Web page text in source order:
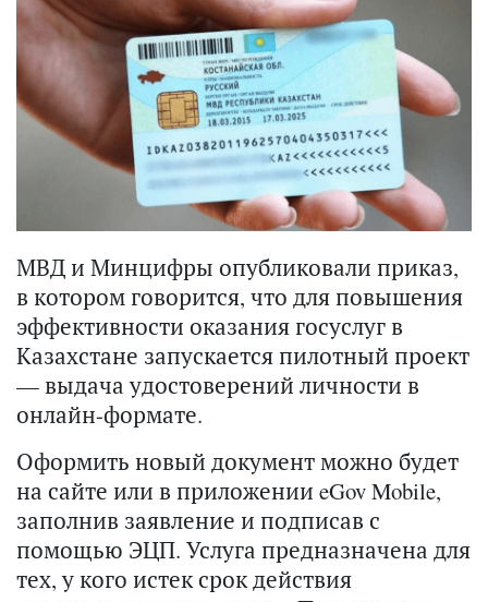
МВД и Минцифры опубликовали приказ,
в котором говорится, что для повышения
эффективности оказания госуслуг в
Казахстане запускается пилотный проект
— выдача удостоверений личности в
онлайн-формате.
Оформить новый документ можно будет
на сайте или в приложении eGov Mobile,
заполнив заявление и подписав с
помощью ЭЦП. Услуга предназначена для
тех, у кого истек срок действия